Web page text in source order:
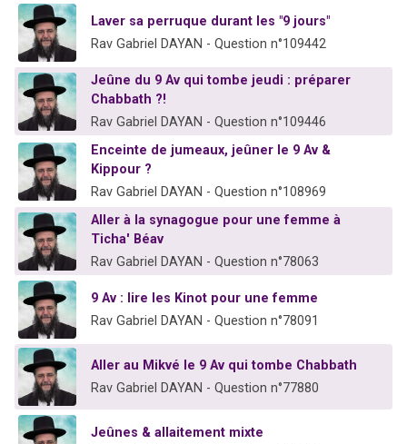
30 personnes viennent de faire un don pour Sauvez la jambe de Yohan
Il reste 49 places pour étudier en groupe sur Zoom
12 nouvelles musiques dans Torah-Box Music
Laver sa perruque durant les "9 jours"
Rav Gabriel DAYAN - Question n°109442
Jeûne du 9 Av qui tombe jeudi : préparer
Chabbath ?!
Rav Gabriel DAYAN - Question n°109446
Enceinte de jumeaux, jeûner le 9 Av &
Kippour ?
Rav Gabriel DAYAN - Question n°108969
Aller à la synagogue pour une femme à
Ticha' Béav
Rav Gabriel DAYAN - Question n°78063
9 Av : lire les Kinot pour une femme
Rav Gabriel DAYAN - Question n°78091
Aller au Mikvé le 9 Av qui tombe Chabbath
Rav Gabriel DAYAN - Question n°77880
Jeûnes & allaitement mixte